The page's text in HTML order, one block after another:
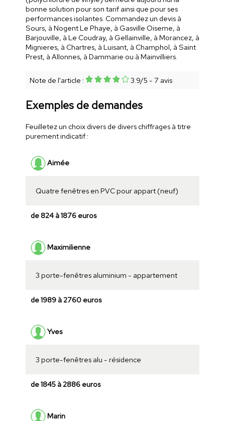
bonne solution pour son tarif ainsi que pour ses
performances isolantes. Commandez un devis à
Sours, à Nogent Le Phaye, à Gasville Oiseme, à
Barjouville, à Le Coudray, à Gellainville, à Morancez, à
Mignieres, à Chartres, à Luisant, à Champhol, à Saint
Prest, à Allonnes, à Dammarie ou à Mainvilliers.
Note de l'article : 3.9/5 - 7 avis
Exemples de demandes
Feuilletez un choix divers de divers chiffrages à titre
purement indicatif :
Aimée
Quatre fenêtres en PVC pour appart (neuf)
de 824 à 1876 euros
Maximilienne
3 porte-fenêtres aluminium - appartement
de 1989 à 2760 euros
Yves
3 porte-fenêtres alu - résidence
de 1845 à 2886 euros
Marin